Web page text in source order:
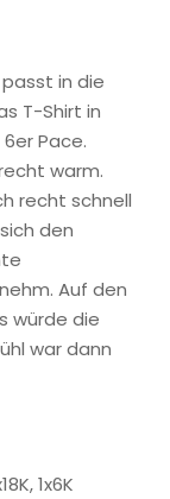
in die
T-Shirt in
Pace.
warm.
recht schnell
den
Auf den
würde die
war dann
1x6K